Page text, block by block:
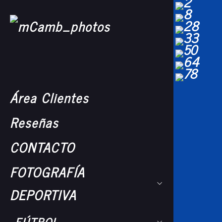
Área Clientes
Reseñas
CONTACTO
FOTOGRAFÍA
DEPORTIVA